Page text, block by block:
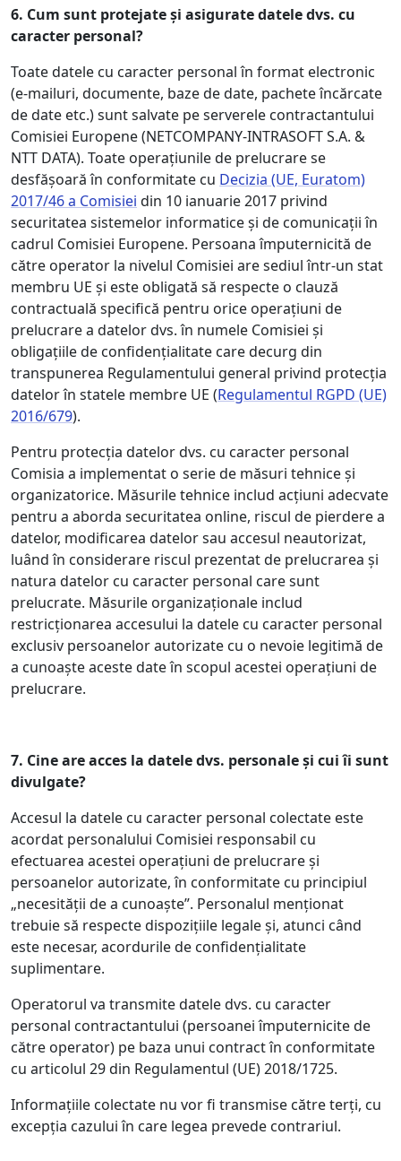
6. Cum sunt protejate și asigurate datele dvs. cu
caracter personal?
Toate datele cu caracter personal în format electronic
(e-mailuri, documente, baze de date, pachete încărcate
de date etc.) sunt salvate pe serverele contractantului
Comisiei Europene (NETCOMPANY-INTRASOFT S.A. &
NTT DATA). Toate operațiunile de prelucrare se
desfășoară în conformitate cu Decizia (UE, Euratom)
2017/46 a Comisiei din 10 ianuarie 2017 privind
securitatea sistemelor informatice și de comunicații în
cadrul Comisiei Europene. Persoana împuternicită de
către operator la nivelul Comisiei are sediul într-un stat
membru UE și este obligată să respecte o clauză
contractuală specifică pentru orice operațiuni de
prelucrare a datelor dvs. în numele Comisiei și
obligațiile de confidențialitate care decurg din
transpunerea Regulamentului general privind protecția
datelor în statele membre UE (Regulamentul RGPD (UE)
2016/679).
Pentru protecția datelor dvs. cu caracter personal
Comisia a implementat o serie de măsuri tehnice și
organizatorice. Măsurile tehnice includ acțiuni adecvate
pentru a aborda securitatea online, riscul de pierdere a
datelor, modificarea datelor sau accesul neautorizat,
luând în considerare riscul prezentat de prelucrarea și
natura datelor cu caracter personal care sunt
prelucrate. Măsurile organizaționale includ
restricționarea accesului la datele cu caracter personal
exclusiv persoanelor autorizate cu o nevoie legitimă de
a cunoaște aceste date în scopul acestei operațiuni de
prelucrare.
7. Cine are acces la datele dvs. personale și cui îi sunt
divulgate?
Accesul la datele cu caracter personal colectate este
acordat personalului Comisiei responsabil cu
efectuarea acestei operațiuni de prelucrare și
persoanelor autorizate, în conformitate cu principiul
„necesității de a cunoaște”. Personalul menționat
trebuie să respecte dispozițiile legale și, atunci când
este necesar, acordurile de confidențialitate
suplimentare.
Operatorul va transmite datele dvs. cu caracter
personal contractantului (persoanei împuternicite de
către operator) pe baza unui contract în conformitate
cu articolul 29 din Regulamentul (UE) 2018/1725.
Informațiile colectate nu vor fi transmise către terți, cu
excepția cazului în care legea prevede contrariul.